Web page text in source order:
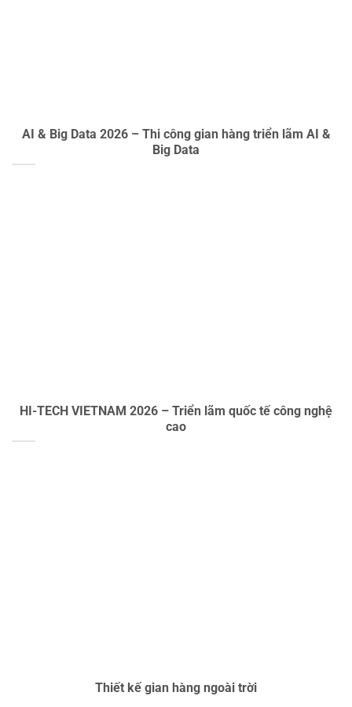
AI & Big Data 2026 – Thi công gian hàng triển lãm AI &
Big Data
HI-TECH VIETNAM 2026 – Triển lãm quốc tế công nghệ
cao
Thiết kế gian hàng ngoài trời